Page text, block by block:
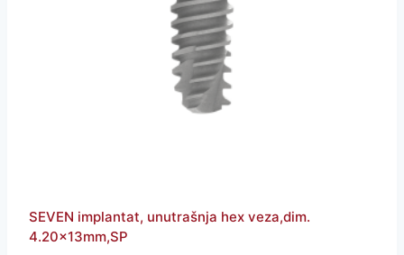
SEVEN implantat, unutrašnja hex veza,dim.
4.20x13mm,SP